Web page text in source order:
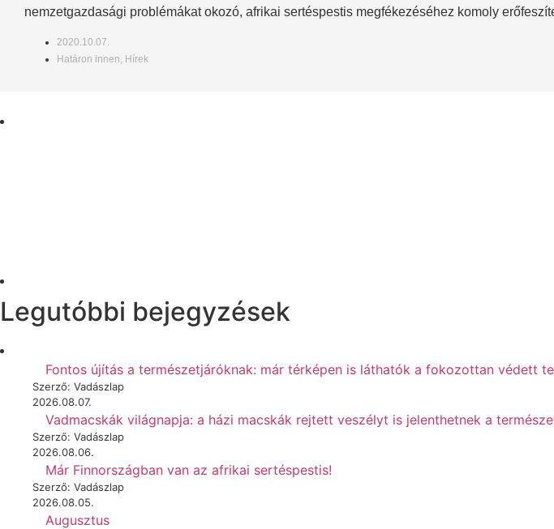
nemzetgazdasági problémákat okozó, afrikai sertéspestis megfékezéséhez komoly
2020.10.07.
Határon innen, Hírek
Legutóbbi bejegyzések
Fontos újítás a természetjáróknak: már térképen is láthatók a fokozottan védett
Szerző: Vadászlap
2026.08.07.
Vadmacskák világnapja: a házi macskák rejtett veszélyt is jelenthetnek a
Szerző: Vadászlap
2026.08.06.
Már Finnországban van az afrikai sertéspestis!
Szerző: Vadászlap
2026.08.05.
Augusztus